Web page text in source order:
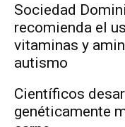
Sociedad
recomienda el
vitaminas y
autismo
Científicos
genéticamente